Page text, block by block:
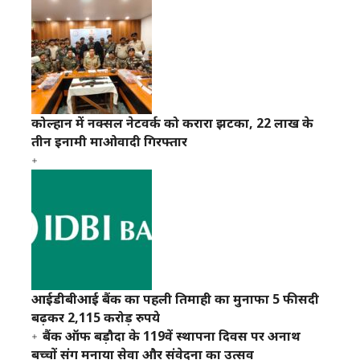
कोल्हान में नक्सल नेटवर्क को करारा झटका, 22 लाख के
तीन इनामी माओवादी गिरफ्तार
आईडीबीआई बैंक का पहली तिमाही का मुनाफा 5 फीसदी
बढ़कर 2,115 करोड़ रुपये
बैंक ऑफ बड़ौदा के 119वें स्थापना दिवस पर अनाथ
बच्चों संग मनाया सेवा और संवेदना का उत्सव